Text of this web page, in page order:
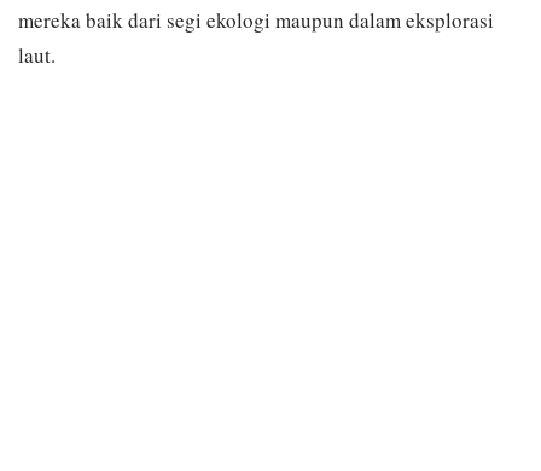
mereka baik dari segi ekologi maupun dalam eksplorasi
laut.